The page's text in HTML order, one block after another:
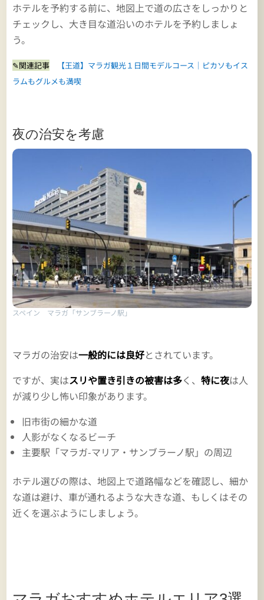
ホテルを予約する前に、地図上で道の広さをしっかりと
チェックし、大き目な道沿いのホテルを予約しましょ
う。
✎関連記事
【王道】マラガ観光１日間モデルコース｜ピカソもイス
ラムもグルメも満喫
夜の治安を考慮
スペイン マラガ「サンブラーノ駅」
マラガの治安は一般的には良好とされています。
ですが、実はスリや置き引きの被害は多く、特に夜は人
が減り少し怖い印象があります。
旧市街の細かな道
人影がなくなるビーチ
主要駅「マラガ-マリア・サンブラーノ駅」の周辺
ホテル選びの際は、地図上で道路幅などを確認し、細か
な道は避け、車が通れるような大きな道、もしくはその
近くを選ぶようにしましょう。